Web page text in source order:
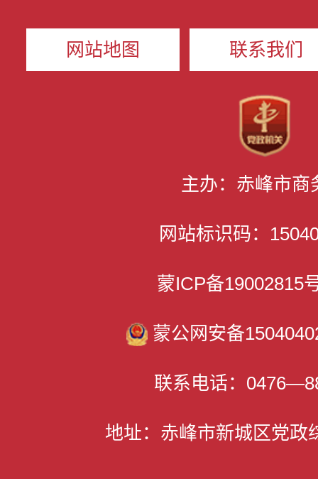
网站地图 联系我们
主办：赤峰市商
网站标识码：
蒙ICP备
蒙公网安备
联系电话：
地址：赤峰市新城区党政